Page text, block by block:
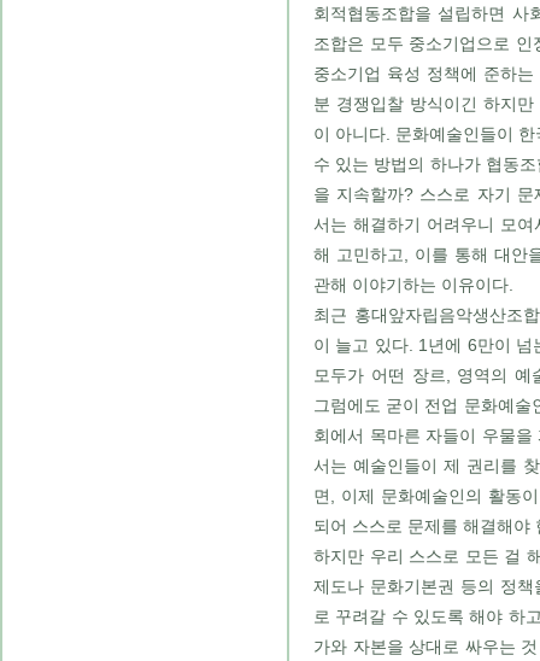
회적협동조합을 설립하면 사
조합은 모두 중소기업으로
중소기업 육성 정책에 준하
분 경쟁입찰 방식이긴 하지
이 아니다. 문화예술인들이
수 있는 방법의 하나가 협동
을 지속할까? 스스로 자기
서는 해결하기 어려우니 모
해 고민하고, 이를 통해 대안
관해 이야기하는 이유이다.
최근 홍대앞자립음악생산조
이 늘고 있다. 1년에 6만이
모두가 어떤 장르, 영역의 예
그럼에도 굳이 전업 문화예
회에서 목마른 자들이 우물
서는 예술인들이 제 권리를
면, 이제 문화예술인의 활동
되어 스스로 문제를 해결해야
하지만 우리 스스로 모든 걸
제도나 문화기본권 등의 정
로 꾸려갈 수 있도록 해야 하
가와 자본을 상대로 싸우는